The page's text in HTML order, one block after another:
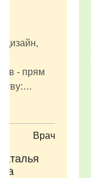
дизайн,
- прям
Врач